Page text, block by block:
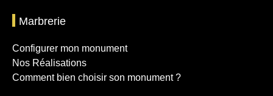
Marbrerie
Configurer mon monument
Nos Réalisations
Comment bien choisir son monument ?